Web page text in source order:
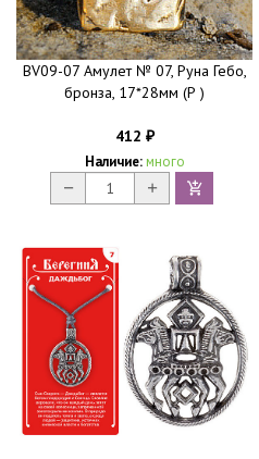
BV09-07 Амулет № 07, Руна Гебо,
бронза, 17*28мм (Р )
412 ₽
Наличие: много